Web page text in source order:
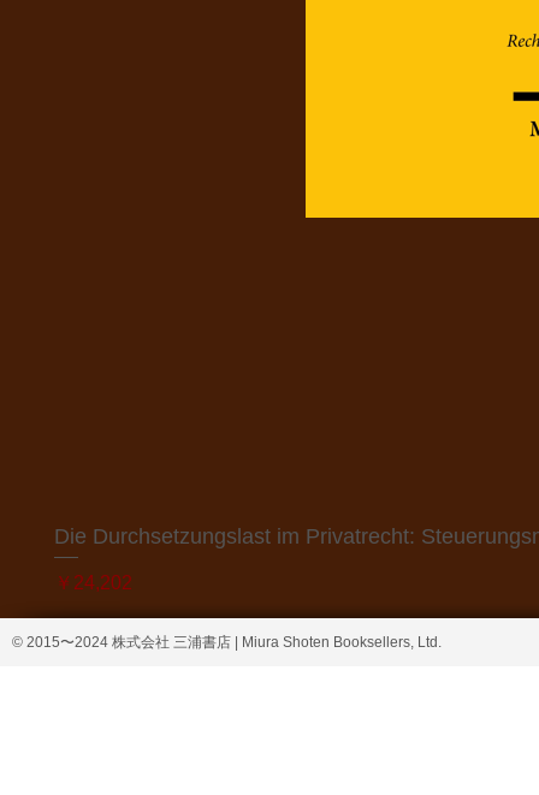
Die Durchsetzungslast im Privatrecht:
価格
￥24,202
© 2015〜2024 株式会社 三浦書店 | Miura Shoten Booksellers, Ltd.